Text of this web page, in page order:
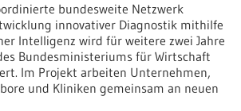
bundesweite Netzwerk
innovativer Diagnostik mithilfe
Intelligenz wird für weitere zwei Jahre
Bundesministeriums für Wirtschaft
Im Projekt arbeiten Unternehmen,
und Kliniken gemeinsam an neuen